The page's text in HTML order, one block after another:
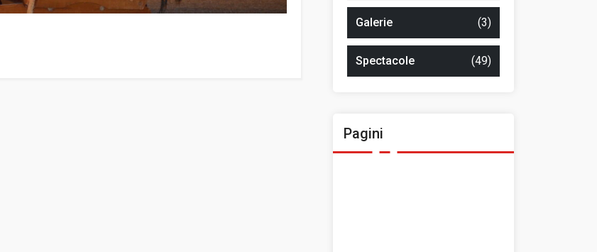
Galerie (3)
Spectacole (49)
Pagini